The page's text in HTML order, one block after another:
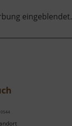
eingeblendet.